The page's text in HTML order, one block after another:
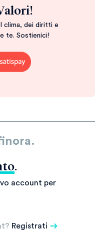
clima, dei diritti e
te. Sostienici!
.
account per
Registrati